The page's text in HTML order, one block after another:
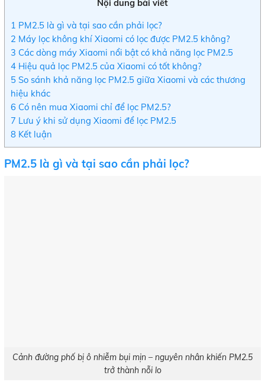
Nội dung bài viết
1 PM2.5 là gì và tại sao cần phải lọc?
2 Máy lọc không khí Xiaomi có lọc được PM2.5 không?
3 Các dòng máy Xiaomi nổi bật có khả năng lọc PM2.5
4 Hiệu quả lọc PM2.5 của Xiaomi có tốt không?
5 So sánh khả năng lọc PM2.5 giữa Xiaomi và các thương
hiệu khác
6 Có nên mua Xiaomi chỉ để lọc PM2.5?
7 Lưu ý khi sử dụng Xiaomi để lọc PM2.5
8 Kết luận
PM2.5 là gì và tại sao cần phải lọc?
Cảnh đường phố bị ô nhiễm bụi mịn – nguyên nhân khiến PM2.5
trở thành nỗi lo